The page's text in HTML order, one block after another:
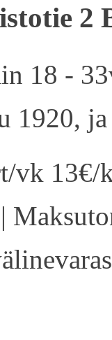
2
18 -
1920,
vk